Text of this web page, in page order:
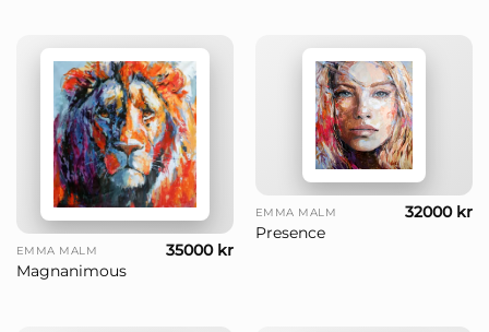
EMMA MALM
Magnanimous
35000 kr
EMMA MALM
Presence
32000 kr